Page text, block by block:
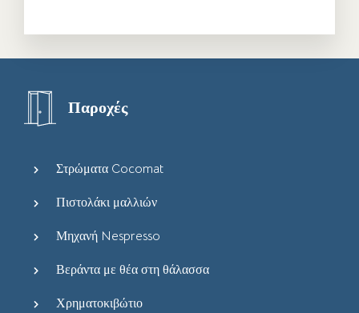
Παροχές
Στρώματα Cocomat
Πιστολάκι μαλλιών
Μηχανή Nespresso
Βεράντα με θέα στη θάλασσα
Χρηματοκιβώτιο